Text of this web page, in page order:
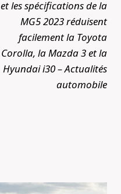
et les spécifications de la
MG5 2023 réduisent
facilement la Toyota
Corolla, la Mazda 3 et la
Hyundai i30 – Actualités
automobile